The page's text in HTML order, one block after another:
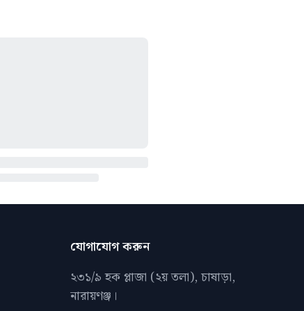
যোগাযোগ করুন
২৩১/৯ হক প্লাজা (২য় তলা), চাষাড়া,
নারায়ণঞ্জ।